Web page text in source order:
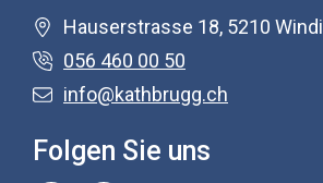
Hauserstrasse 18, 5210
056 460 00 50
info@kathbrugg.ch
Folgen Sie uns